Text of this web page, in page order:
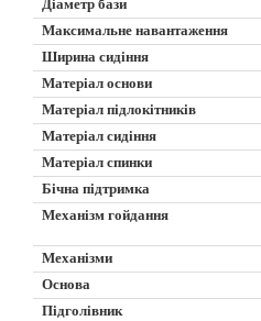
Діаметр бази
Максимальне навантаження
Ширина сидіння
Матеріал основи
Матеріал підлокітників
Матеріал сидіння
Матеріал спинки
Бічна підтримка
Механізм гойдання
Механізми
Основа
Підголівник